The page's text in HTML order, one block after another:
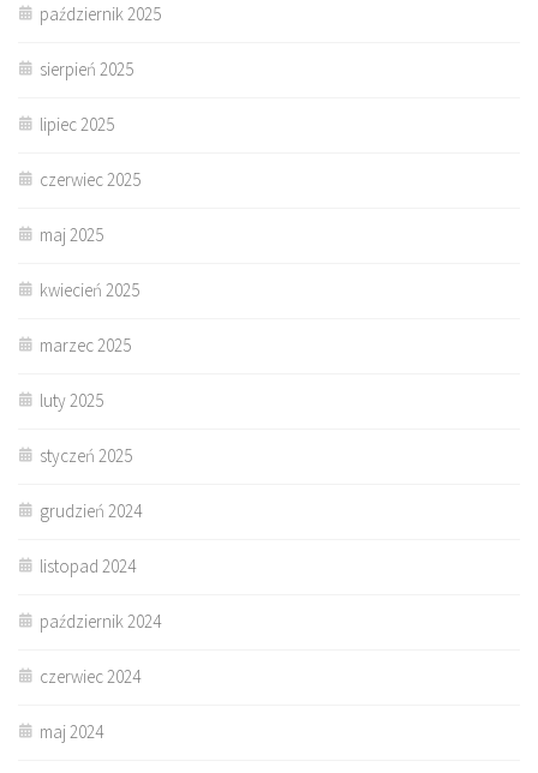
październik 2025
sierpień 2025
lipiec 2025
czerwiec 2025
maj 2025
kwiecień 2025
marzec 2025
luty 2025
styczeń 2025
grudzień 2024
listopad 2024
październik 2024
czerwiec 2024
maj 2024